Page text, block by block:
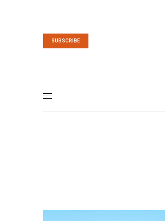
SUBSCRIBE